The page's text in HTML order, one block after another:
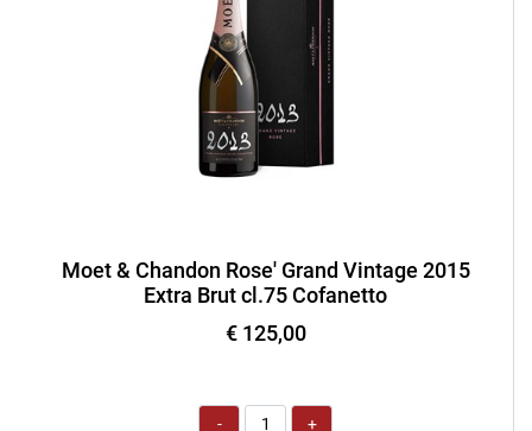
Moet & Chandon Rose' Grand Vintage 2015
Extra Brut cl.75 Cofanetto
€ 125,00
Quantità